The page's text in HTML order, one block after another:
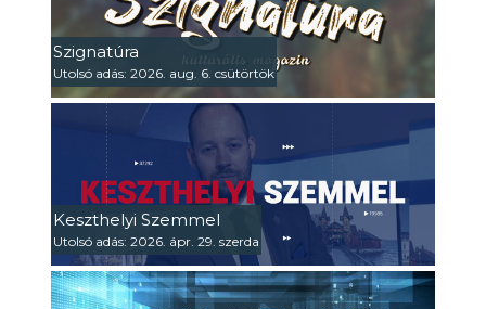
Szignatúra
Utolsó adás: 2026. aug. 6. csütörtök
Keszthelyi Szemmel
Utolsó adás: 2026. ápr. 29. szerda